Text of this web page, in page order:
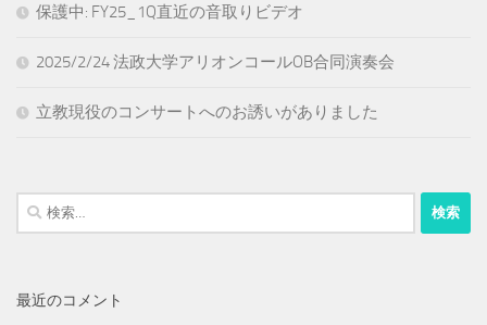
保護中: FY25_1Q直近の音取りビデオ
2025/2/24 法政大学アリオンコールOB合同演奏会
立教現役のコンサートへのお誘いがありました
検
索:
最近のコメント